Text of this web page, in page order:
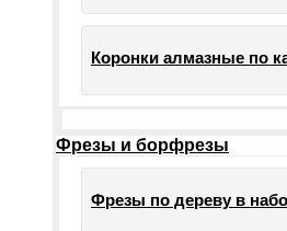
Коронки алмазные по
Фрезы и борфрезы
Фрезы по дереву в